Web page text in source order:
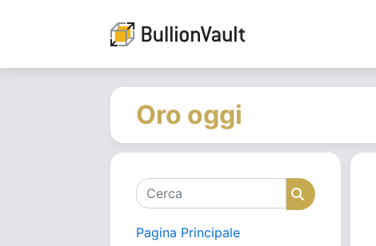
Oro oggi
Cerca Cerca
Pagina Principale